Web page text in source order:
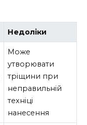
Недоліки
Може
утворювати
тріщини при
неправильній
техніці
нанесення